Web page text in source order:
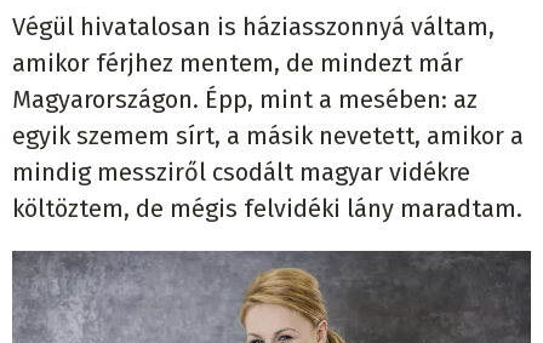
Végül hivatalosan is háziasszonnyá váltam,
amikor férjhez mentem, de mindezt már
Magyarországon. Épp, mint a mesében: az
egyik szemem sírt, a másik nevetett, amikor a
mindig messziről csodált magyar vidékre
költöztem, de mégis felvidéki lány maradtam.